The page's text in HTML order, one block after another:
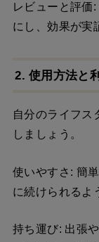
レビューと評価
にし、効果が実
2. 使用方法と
自分のライフス
しましょう。
使いやすさ: 簡
に続けられるよ
持ち運び: 出張